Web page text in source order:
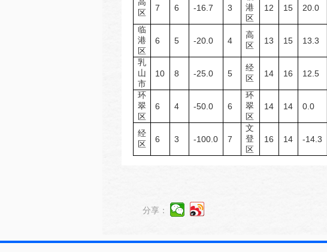
区
7 6 -16.7 3
港
区
12 15 20.0
临
港
区
6 5 -20.0 4
高
区
13 15 13.3
乳
山
市
10 8 -25.0 5
经
区
14 16 12.5
环
翠
区
6 4 -50.0 6
环
翠
区
14 14 0.0
经
区
6 3 -100.0 7
文
登
区
16 14 -14.3
分享：